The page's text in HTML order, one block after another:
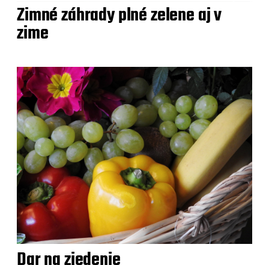
Zimné záhrady plné zelene aj v
zime